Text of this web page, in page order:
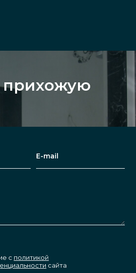
прихожую
с политикой
сайта